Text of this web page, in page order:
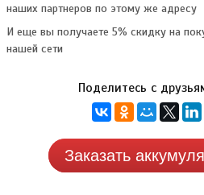
наших партнеров по этому же адресу
И еще вы получаете 5% скидку на
нашей сети
Поделитесь с
Заказать